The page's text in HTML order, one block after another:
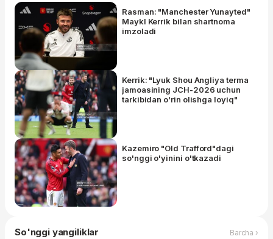
Rasman: "Manchester Yunayted"
Maykl Kerrik bilan shartnoma
imzoladi
Kerrik: "Lyuk Shou Angliya terma
jamoasining JCH-2026 uchun
tarkibidan o'rin olishga loyiq"
Kazemiro "Old Trafford"dagi
so'nggi o'yinini o'tkazadi
So'nggi yangiliklar Barcha ›